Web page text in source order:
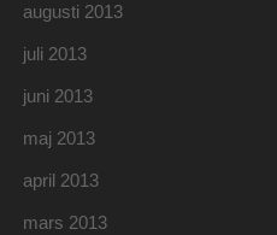
augusti 2013
juli 2013
juni 2013
maj 2013
april 2013
mars 2013